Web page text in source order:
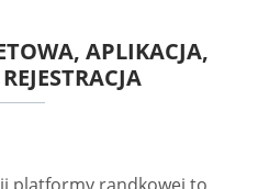
APLIKACJA,